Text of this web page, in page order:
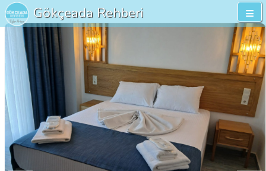
Gökçeada Rehberi